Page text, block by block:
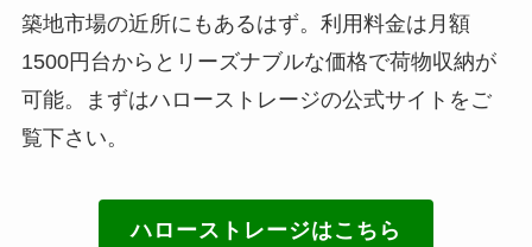
築地市場の近所にもあるはず。利用料金は月額
1500円台からとリーズナブルな価格で荷物収納が
可能。まずはハローストレージの公式サイトをご
覧下さい。
ハローストレージはこちら